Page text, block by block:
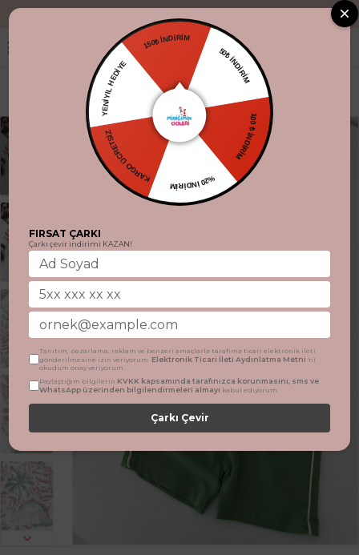
"Aynı gün
150₺ İNDİRİM
50₺ İNDİRİM
100 ₺ İNDİRİM
%20 İNDİRİM
KARGO ÜCRETSİZ
YENİYIL HEDİYE
FIRSAT ÇARKI
Çarkı çevir indirimi KAZAN!
Tanıtım, pazarlama, reklam ve benzeri amaçlarla tarafıma ticari elektronik ileti
gönderilmesine izin veriyorum. Elektronik Ticari İleti Aydınlatma Metni 'ni
okudum onay veriyorum.
Paylaştığım bilgilerin KVKK kapsamında tarafınızca korunmasını, sms ve
WhatsApp üzerinden bilgilendirmeleri almayı kabul ediyorum.
Çarkı Çevir